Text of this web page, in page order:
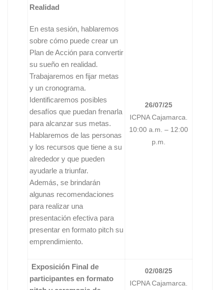
Realidad
En esta sesión, hablaremos
sobre cómo puede crear un
Plan de Acción para convertir
su sueño en realidad.
Trabajaremos en fijar metas
y un cronograma.
Identificaremos posibles
desafíos que puedan frenarla
para alcanzar sus metas.
Hablaremos de las personas
y los recursos que tiene a su
alrededor y que pueden
ayudarle a triunfar.
Además, se brindarán
algunas recomendaciones
para realizar una
presentación efectiva para
presentar en formato pitch su
emprendimiento.
26/07/25
ICPNA Cajamarca.
10:00 a.m. – 12:00
p.m.
Exposición Final de
participantes en formato
02/08/25
ICPNA Cajamarca.